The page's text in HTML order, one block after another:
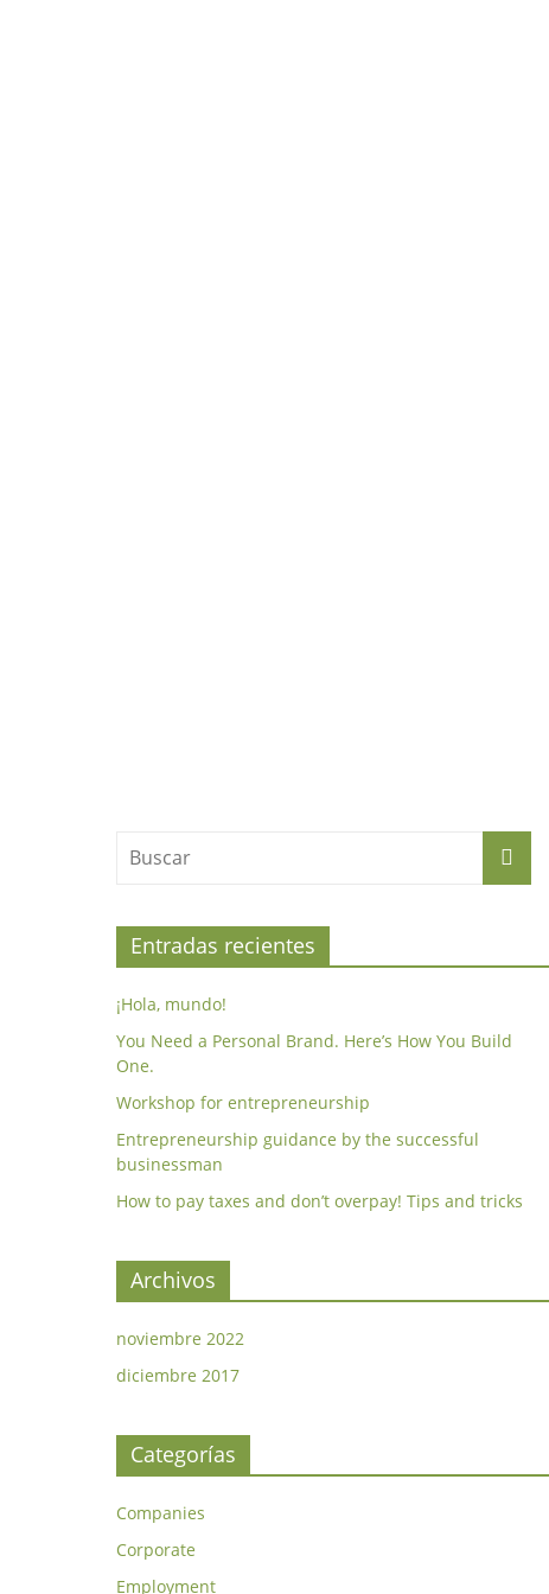
Entradas recientes
¡Hola, mundo!
You Need a Personal Brand. Here’s How You Build
One.
Workshop for entrepreneurship
Entrepreneurship guidance by the successful
businessman
How to pay taxes and don’t overpay! Tips and tricks
Archivos
noviembre 2022
diciembre 2017
Categorías
Companies
Corporate
Employment